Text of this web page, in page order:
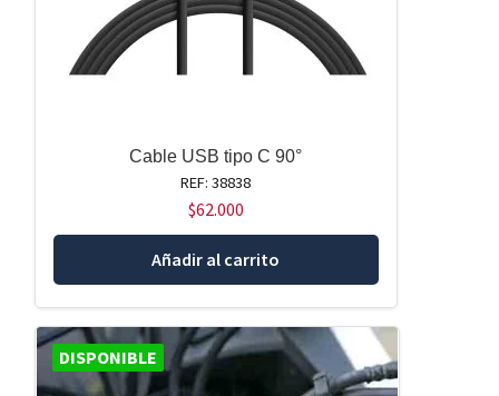
Cable USB tipo C 90°
REF: 38838
$62.000
Añadir al carrito
DISPONIBLE